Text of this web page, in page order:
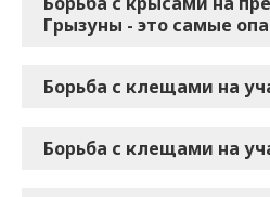
Грызуны - это самые
Борьба с клещами на
Борьба с клещами на